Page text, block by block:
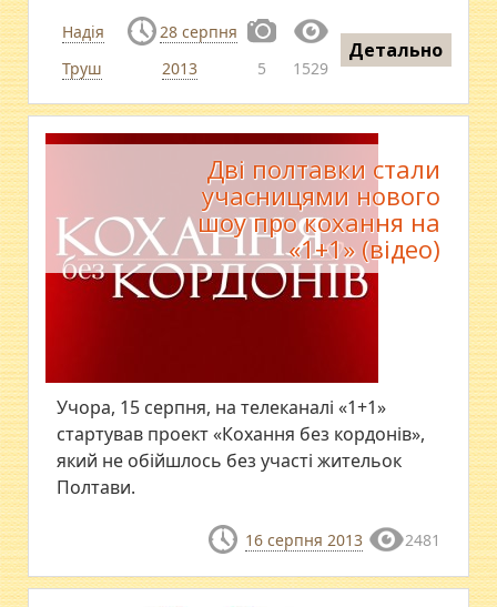
Надія
Труш
28 серпня
2013
5 1529
Детально
Дві полтавки стали
учасницями нового
шоу про кохання на
«1+1» (відео)
Учора, 15 серпня, на телеканалі «1+1»
стартував проект «Кохання без кордонів»,
який не обійшлось без участі жительок
Полтави.
16 серпня 2013 2481